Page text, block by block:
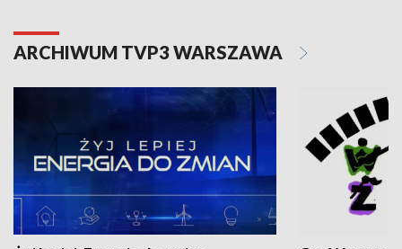
ARCHIWUM TVP3 WARSZAWA